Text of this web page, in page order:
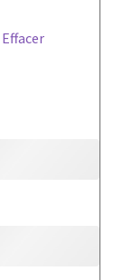
Effacer